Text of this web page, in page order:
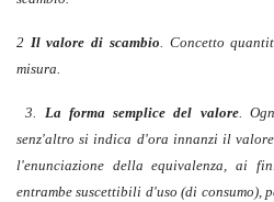
2 Il valore di scambio. Concetto
misura.
3. La forma semplice del valore.
senz'altro si indica d'ora innanzi il
l'enunciazione della equivalenza, ai
entrambe suscettibili d'uso (di consumo),